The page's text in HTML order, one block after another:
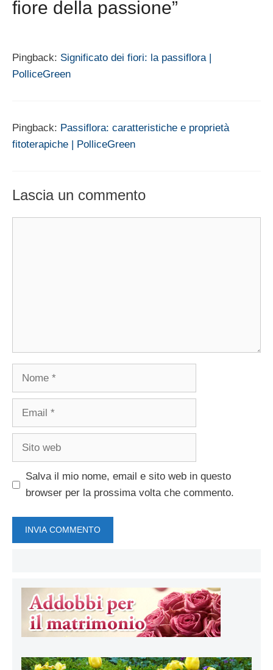
fiore della passione”
Pingback: Significato dei fiori: la passiflora |
PolliceGreen
Pingback: Passiflora: caratteristiche e proprietà
fitoterapiche | PolliceGreen
Lascia un commento
Nome
Email
Sito
Salva il mio nome, email e sito web in questo
browser per la prossima volta che commento.